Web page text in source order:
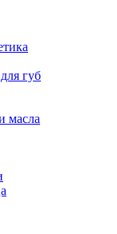
губ
масла